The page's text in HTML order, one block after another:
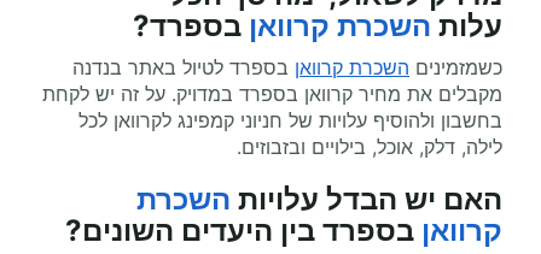
עלות השכרת קרוואן בספרד?
כשמזמינים השכרת קרוואן בספרד לטיול באתר בנדנה
מקבלים את מחיר קרוואן בספרד במדויק. על זה יש לקחת
בחשבון ולהוסיף עלויות של חניוני קמפינג לקרוואן לכל
לילה, דלק, אוכל, בילויים ובזבוזים.
האם יש הבדל עלויות השכרת
קרוואן בספרד בין היעדים השונים?